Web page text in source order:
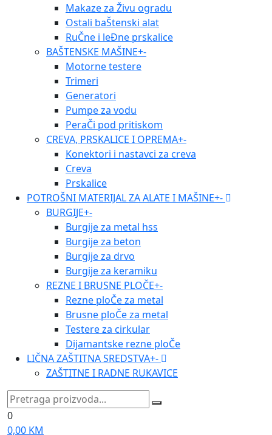
Makaze za Živu ogradu
Ostali baŠtenski alat
RuČne i leĐne prskalice
BAŠTENSKE MAŠINE+-
Motorne testere
Trimeri
Generatori
Pumpe za vodu
PeraČi pod pritiskom
CREVA, PRSKALICE I OPREMA+-
Konektori i nastavci za creva
Creva
Prskalice
POTROŠNI MATERIJAL ZA ALATE I MAŠINE+-
BURGIJE+-
Burgije za metal hss
Burgije za beton
Burgije za drvo
Burgije za keramiku
REZNE I BRUSNE PLOČE+-
Rezne ploČe za metal
Brusne ploČe za metal
Testere za cirkular
Dijamantske rezne ploČe
LIČNA ZAŠTITNA SREDSTVA+-
ZAŠTITNE I RADNE RUKAVICE
0
0,00 KM